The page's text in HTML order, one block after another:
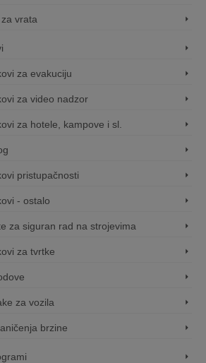
vrata
za evakuciju
za video nadzor
za hotele, kampove i sl.
pristupačnosti
- ostalo
za siguran rad na strojevima
za tvrtke
za vozila
brzine